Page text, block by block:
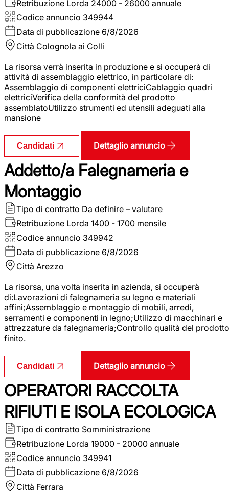
Retribuzione Lorda 24000 - 26000 annuale
Codice annuncio 349944
Data di pubblicazione 6/8/2026
Città Colognola ai Colli
La risorsa verrà inserita in produzione e si occuperà di
attività di assemblaggio elettrico, in particolare di:
Assemblaggio di componenti elettriciCablaggio quadri
elettriciVerifica della conformità del prodotto
assemblatoUtilizzo strumenti ed utensili adeguati alla
mansione
Candidati Dettaglio annuncio
Addetto/a Falegnameria e
Montaggio
Tipo di contratto Da definire – valutare
Retribuzione Lorda 1400 - 1700 mensile
Codice annuncio 349942
Data di pubblicazione 6/8/2026
Città Arezzo
La risorsa, una volta inserita in azienda, si occuperà
di:Lavorazioni di falegnameria su legno e materiali
affini;Assemblaggio e montaggio di mobili, arredi,
serramenti e componenti in legno;Utilizzo di macchinari e
attrezzature da falegnameria;Controllo qualità del prodotto
finito.
Candidati Dettaglio annuncio
OPERATORI RACCOLTA
RIFIUTI E ISOLA ECOLOGICA
Tipo di contratto Somministrazione
Retribuzione Lorda 19000 - 20000 annuale
Codice annuncio 349941
Data di pubblicazione 6/8/2026
Città Ferrara